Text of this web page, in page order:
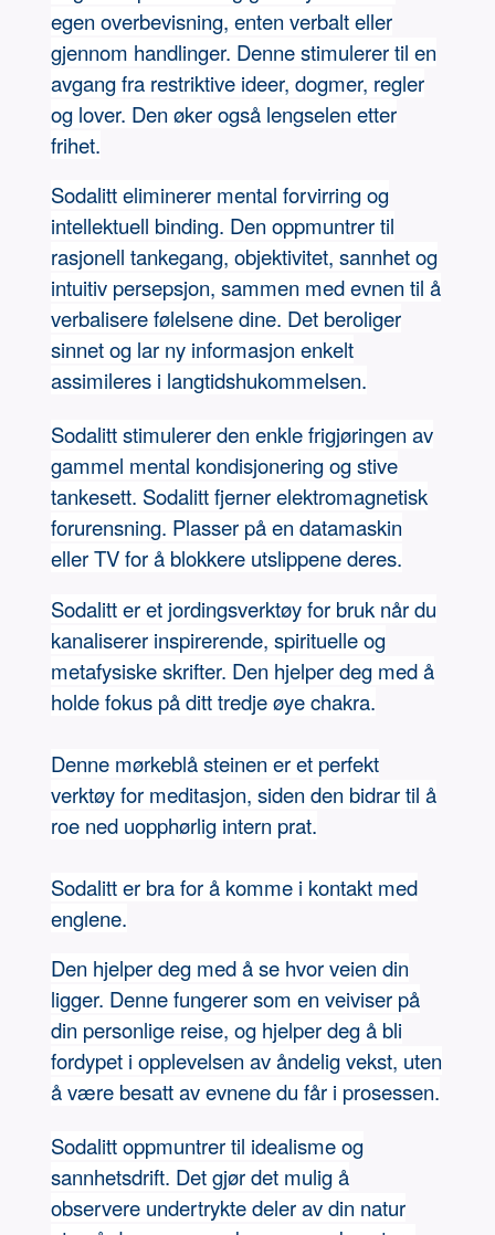
egen overbevisning, enten verbalt eller
gjennom handlinger. Denne stimulerer til en
avgang fra restriktive ideer, dogmer, regler
og lover. Den øker også lengselen etter
frihet.
Sodalitt eliminerer mental forvirring og
intellektuell binding. Den oppmuntrer til
rasjonell tankegang, objektivitet, sannhet og
intuitiv persepsjon, sammen med evnen til å
verbalisere følelsene dine. Det beroliger
sinnet og lar ny informasjon enkelt
assimileres i langtidshukommelsen.
Sodalitt stimulerer den enkle frigjøringen av
gammel mental kondisjonering og stive
tankesett. Sodalitt fjerner elektromagnetisk
forurensning. Plasser på en datamaskin
eller TV for å blokkere utslippene deres.
Sodalitt er et jordingsverktøy for bruk når du
kanaliserer inspirerende, spirituelle og
metafysiske skrifter. Den hjelper deg med å
holde fokus på ditt tredje øye chakra.
Denne mørkeblå steinen er et perfekt
verktøy for meditasjon, siden den bidrar til å
roe ned uopphørlig intern prat.
Sodalitt er bra for å komme i kontakt med
englene.
Den hjelper deg med å se hvor veien din
ligger. Denne fungerer som en veiviser på
din personlige reise, og hjelper deg å bli
fordypet i opplevelsen av åndelig vekst, uten
å være besatt av evnene du får i prosessen.
Sodalitt oppmuntrer til idealisme og
sannhetsdrift. Det gjør det mulig å
observere undertrykte deler av din natur